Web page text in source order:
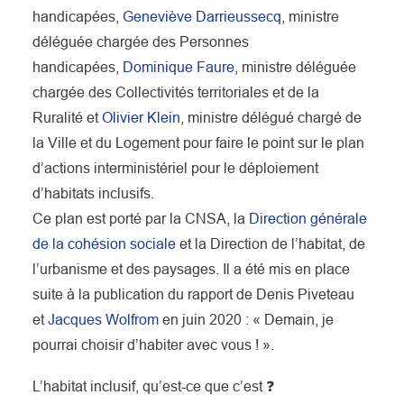
handicapées, Geneviève Darrieussecq , ministre
déléguée chargée des Personnes
handicapées, Dominique Faure , ministre déléguée
chargée des Collectivités territoriales et de la
Ruralité etOlivier Klein , ministre délégué chargé de
la Ville et du Logement pour faire le point sur le plan
d’actions interministériel pour le déploiement
d’habitats inclusifs.
Ce plan est porté par la CNSA, la Direction générale
de la cohésion sociale et la Direction de l’habitat, de
l’urbanisme et des paysages. Il a été mis en place
suite à la publication du rapport de Denis Piveteau
etJacques Wolfrom en juin 2020 : « Demain, je
pourrai choisir d’habiter avec vous ! ».
L’habitat inclusif, qu’est-ce que c’est ❓